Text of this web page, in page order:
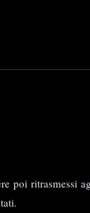
poi ritrasmessi